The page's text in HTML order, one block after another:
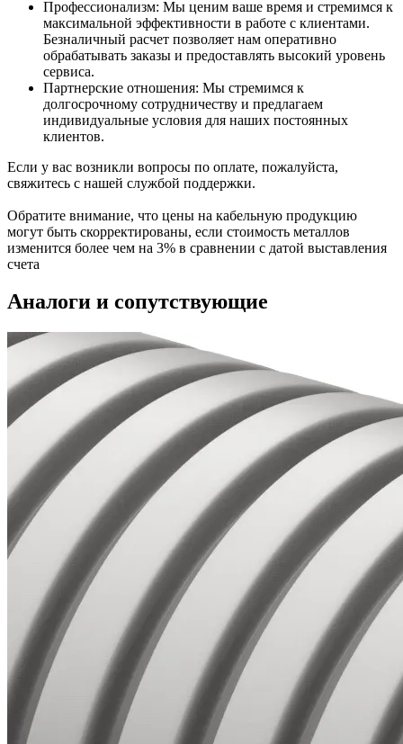
Профессионализм: Мы ценим ваше время и стремимся к
максимальной эффективности в работе с клиентами.
Безналичный расчет позволяет нам оперативно
обрабатывать заказы и предоставлять высокий уровень
сервиса.
Партнерские отношения: Мы стремимся к
долгосрочному сотрудничеству и предлагаем
индивидуальные условия для наших постоянных
клиентов.
Если у вас возникли вопросы по оплате, пожалуйста,
свяжитесь с нашей службой поддержки.
Обратите внимание, что цены на кабельную продукцию
могут быть скорректированы, если стоимость металлов
изменится более чем на 3% в сравнении с датой выставления
счета
Аналоги и сопутствующие